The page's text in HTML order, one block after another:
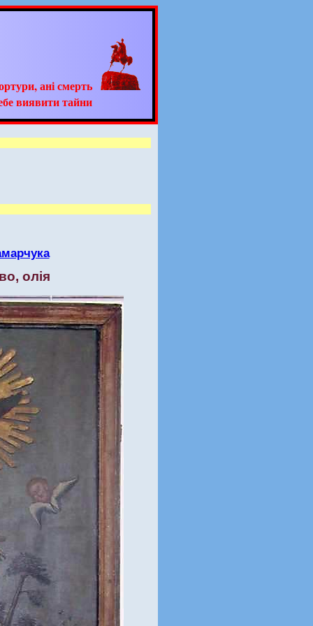
ані смерть
виявити тайни
олія